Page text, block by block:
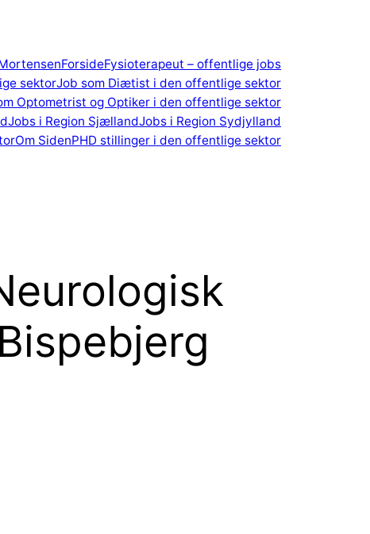
ForsideFysioterapeut – offentlige jobs
sektorJob som Diætist i den offentlige sektor
Optometrist og Optiker i den offentlige sektor
Jobs i Region SjællandJobs i Region Sydjylland
Om SidenPHD stillinger i den offentlige sektor